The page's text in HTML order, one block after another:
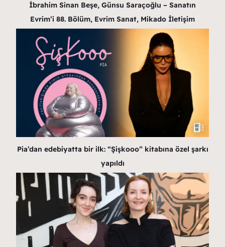
İbrahim Sinan Beşe, Günsu Saraçoğlu – Sanatın
Evrim’i 88. Bölüm, Evrim Sanat, Mikado İletişim
Pia’dan edebiyatta bir ilk: “Şişkooo” kitabına özel şarkı
yapıldı